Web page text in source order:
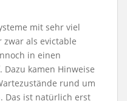
mit sehr viel
zwar als evictable
in einen
kamen Hinweise
rund um
Das ist natürlich erst